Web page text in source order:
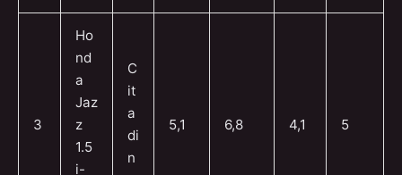
3
Ho
nd
a
Jaz
z
1.5
i-
C
it
a
di
n
5,1 6,8 4,1 5